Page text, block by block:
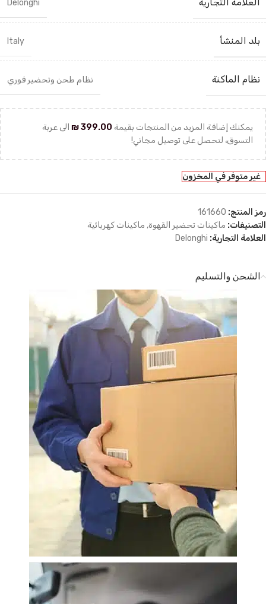
Delonghi
بلد المنشأ Italy
نظام الماكنة نظام طحن وتحضير فوري
يمكنك إضافة المزيد من المنتجات بقيمة ₪399.00
الى عربة
التسوق، لتحصل على توصيل مجاني!
غير متوفر في المخزون
رمز المنتج: 161660
التصنيفات: ماكينات تحضير القهوة, ماكينات كهربائية
العلامة التجارية: Delonghi
الشحن والتسليم